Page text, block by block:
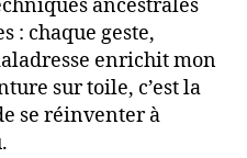
ancestrales
: chaque geste,
enrichit mon
sur toile, c’est la
se réinventer à